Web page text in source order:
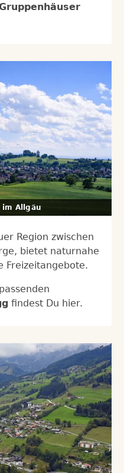
im Allgäu
Region zwischen
bietet naturnahe
Freizeitangebote.
findest Du hier.